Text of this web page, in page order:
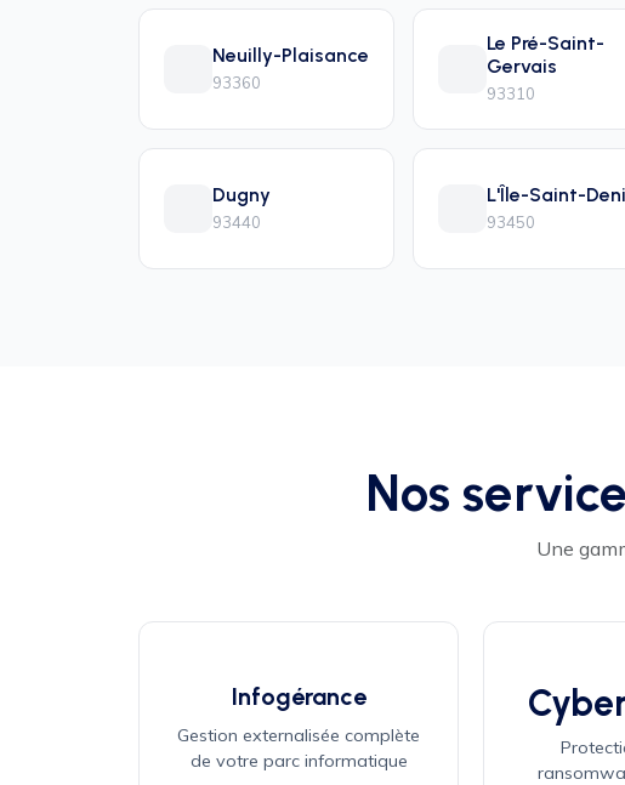
Neuilly-Plaisance
93360
Le Pré-Saint-
Gervais
93310
Dugny
93440
L'Île-Saint-
93450
Nos
Une
Infogérance
Gestion externalisée complète
de votre parc informatique